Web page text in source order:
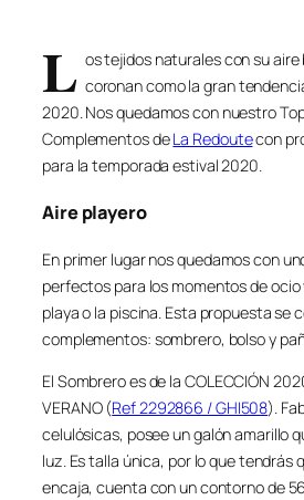
L os tejidos naturales con su
coronan como la gran
2020. Nos quedamos con nuestro
Complementos deLa Redoutecon
para la temporada estival 2020.
Aire playero
En primer lugar nos quedamos con
perfectos para los momentos de
playa o la piscina. Esta propuesta se
complementos: sombrero, bolso y
El Sombrero es de la COLECCIÓN
VERANO (Ref 2292866 / GHI508).
celulósicas, posee un galón amarillo
luz. Es talla única, por lo que tendrás
encaja, cuenta con un contorno de